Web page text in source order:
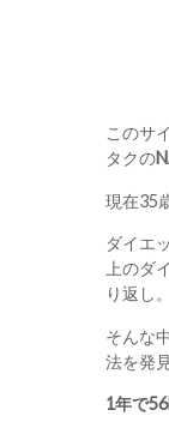
このサ
タクの
現在35
ダイエ
上のダ
り返し。
そんな
法を発見
1年で